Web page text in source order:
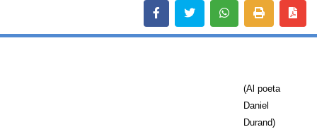
(Al poeta
Daniel
Durand)